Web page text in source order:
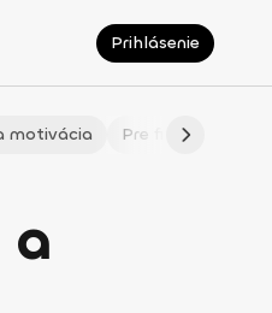
Prihlásenie
motivácia Pre fitmaminky